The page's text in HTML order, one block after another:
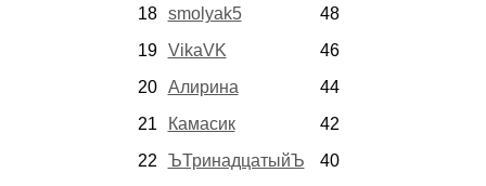
18
smolyak5
48
19
VikaVK
46
20
Алирина
44
21
Камасик
42
22
ЪТринадцатыйЪ
40